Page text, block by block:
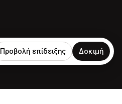
Προβολή επίδειξης Δοκιμή